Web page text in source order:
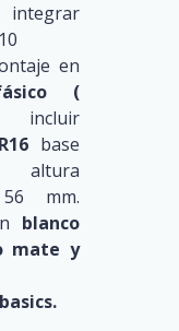
en
(
incluir
base
mm.
blanco
mate y